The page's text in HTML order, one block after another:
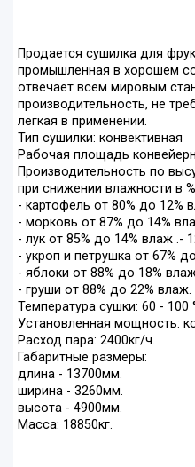
Продается сушилка для
промышленная в хорошем
отвечает всем мировым
производительность, не
легкая в применении.
Тип сушилки: конвективная
Рабочая площадь
Производительность по
при снижении влажности в
- картофель от 80% до 12%
- морковь от 87% до 14%
- лук от 85% до 14% влаж .-
- укроп и петрушка от 67%
- яблоки от 88% до 18%
- груши от 88% до 22% влаж.
Температура сушки: 60 - 100
Установленная мощность:
Расход пара: 2400кг/ч.
Габаритные размеры:
длина - 13700мм.
ширина - 3260мм.
высота - 4900мм.
Масса: 18850кг.